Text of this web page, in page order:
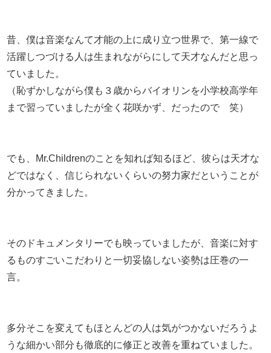
昔、僕は音楽なんて才能の上に成り立つ世界で、第一線で
活躍しつづける人は生まれながらにして天才なんだと思っ
ていました。
（恥ずかしながら僕も３歳からバイオリンを小学校高学年
まで習っていましたが全く花咲かず、だったので 笑）
でも、Mr.Childrenのことを知れば知るほど、彼らは天才な
どではなく、信じられないくらいの努力家だということが
分かってきました。
そのドキュメンタリーでも映っていましたが、音楽に対す
るものすごいこだわりと一切妥協しない姿勢は圧巻の一
言。
多分そこを変えてもほとんどの人は気がつかないだろうよ
うな細かい部分も徹底的に修正と改善を重ねていました。